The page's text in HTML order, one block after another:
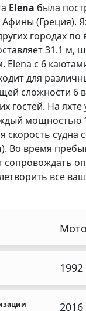
Elena была
Афины (Греция).
городах
31.1 м,
Elena с 6
для
сложности 6
гостей. На
мощностью
скорость судна
Во время
сопровождать
все
1992
2016